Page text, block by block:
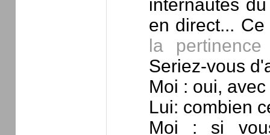
internautes
en direct...
la pertinence
Seriez-vous
Moi : oui,
Lui: combien
Moi : si